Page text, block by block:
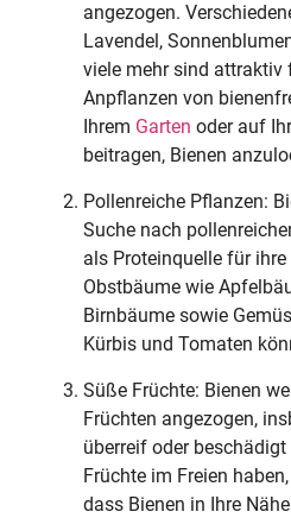
angezogen.
Lavendel,
viele mehr sind attraktiv
Anpflanzen von
Ihrem Garten oder auf
beitragen, Bienen
Pollenreiche Pflanzen:
Suche nach
als Proteinquelle für
Obstbäume wie
Birnbäume sowie
Kürbis und Tomaten
Süße Früchte: Bienen
Früchten angezogen,
überreif oder
Früchte im Freien
dass Bienen in Ihre